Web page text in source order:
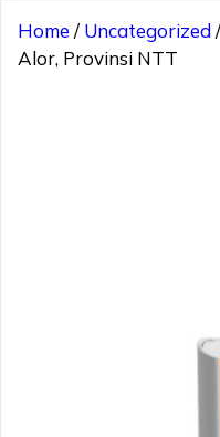
Home /Uncategorized
Alor, Provinsi NTT